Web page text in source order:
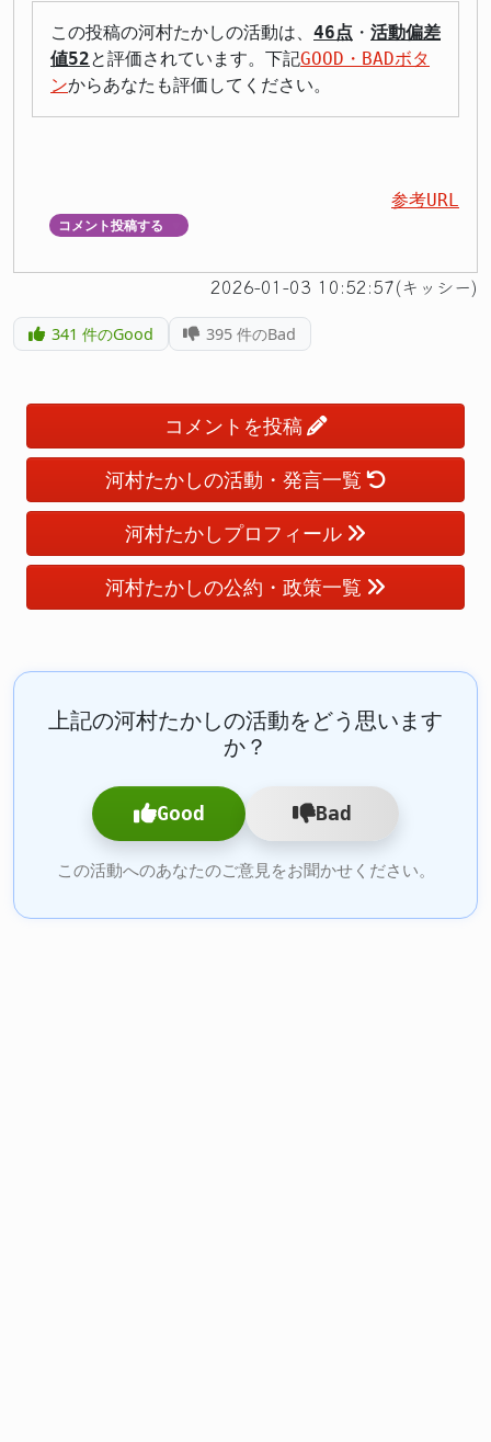
この投稿の河村たかしの活動は、 46点 ・ 活動偏差
値52と評価されています。下記GOOD・BADボタ
ンからあなたも評価してください。
参考URL
コメント投稿する
2026-01-03 10:52:57(キッシー)
341 件のGood 395 件のBad
コメントを投稿
河村たかしの活動・発言一覧
河村たかしプロフィール
河村たかしの公約・政策一覧
上記の河村たかしの活動をどう思います
か？
Good Bad
この活動へのあなたのご意見をお聞かせください。